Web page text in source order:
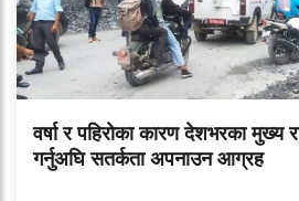
वर्षा र पहिरोका कारण देशभरका मुख्य
गर्नुअघि सतर्कता अपनाउन आग्रह